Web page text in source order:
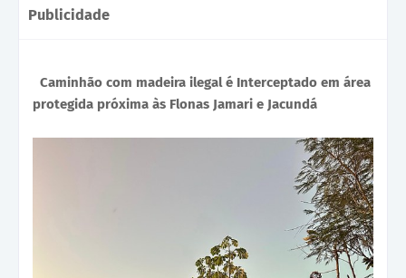
Publicidade
Caminhão com madeira ilegal é Interceptado em área
protegida próxima às Flonas Jamari e Jacundá